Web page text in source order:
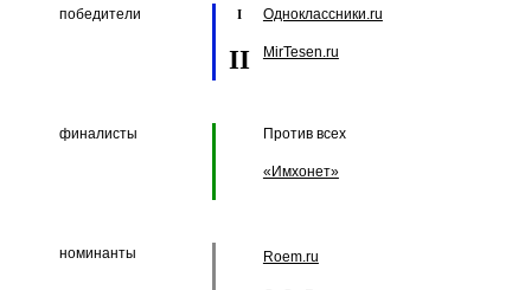
победители I Одноклассники.ru
II MirTesen.ru
финалисты Против всех
«Имхонет»
номинанты Roem.ru